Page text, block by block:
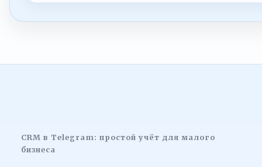
CRM в Telegram: простой учёт для малого
бизнеса